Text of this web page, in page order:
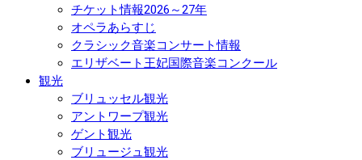
チケット情報2026～27年
オペラあらすじ
クラシック音楽コンサート情報
エリザベート王妃国際音楽コンクール
観光
ブリュッセル観光
アントワープ観光
ゲント観光
ブリュージュ観光